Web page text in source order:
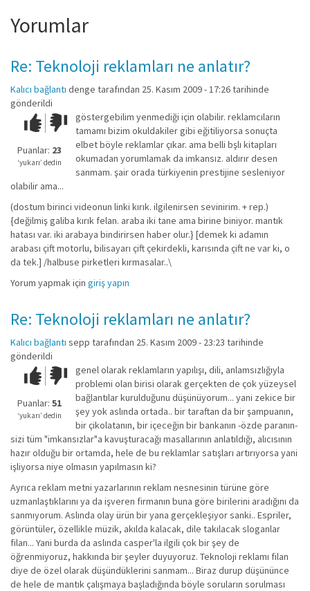
Yorumlar
Re: Teknoloji reklamları ne anlatır?
Kalıcı bağlantı denge tarafından 25. Kasım 2009 - 17:26 tarihinde
gönderildi
Çok iyi!O
kadar
iyi
değil!
Puanlar: 23
‘yukarı’ dedin
göstergebilim yenmediği için olabilir. reklamcıların
tamamı bizim okuldakiler gibi eğitiliyorsa sonuçta
elbet böyle reklamlar çıkar. ama belli bşlı kitapları
okumadan yorumlamak da imkansız. aldırır desen
sanmam. şair orada türkiyenin prestijine sesleniyor
olabilir ama...
(dostum birinci videonun linki kırık. ilgilenirsen sevinirim. + rep.)
{değilmiş galiba kırık felan. araba iki tane ama birine biniyor. mantık
hatası var. iki arabaya bindirirsen haber olur.} [demek ki adamın
arabası çift motorlu, bilisayarı çift çekirdekli, karısında çift ne var ki, o
da tek.] /halbuse pirketleri kırmasalar..\
Yorum yapmak için giriş yapın
Re: Teknoloji reklamları ne anlatır?
Kalıcı bağlantı sepp tarafından 25. Kasım 2009 - 23:23 tarihinde
gönderildi
Çok iyi!O
kadar
iyi
değil!
Puanlar: 51
‘yukarı’ dedin
genel olarak reklamların yapılışı, dili, anlamsızlığıyla
problemi olan birisi olarak gerçekten de çok yüzeysel
bağlantılar kurulduğunu düşünüyorum... yani zekice bir
şey yok aslında ortada.. bir taraftan da bir şampuanın,
bir çikolatanın, bir içeceğin bir bankanın -özde paranın-
sizi tüm "imkansızlar"a kavuşturacağı masallarının anlatıldığı, alıcısının
hazır olduğu bir ortamda, hele de bu reklamlar satışları artırıyorsa yani
işliyorsa niye olmasın yapılmasın ki?
Ayrıca reklam metni yazarlarının reklam nesnesinin türüne göre
uzmanlaştıklarını ya da işveren firmanın buna göre birilerini aradığını da
sanmıyorum. Aslında olay ürün bir yana gerçekleşiyor sanki.. Espriler,
görüntüler, özellikle müzik, akılda kalacak, dile takılacak sloganlar
filan... Yani burda da aslında casper'la ilgili çok bir şey de
öğrenmiyoruz, hakkında bir şeyler duyuyoruz. Teknoloji reklamı filan
diye de özel olarak düşündüklerini sanmam... Biraz durup düşününce
de hele de mantık çalışmaya başladığında böyle soruların sorulması